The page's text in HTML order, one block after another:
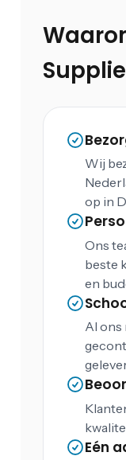
Wij
op in
Ons
beste
en
Al ons
Eén